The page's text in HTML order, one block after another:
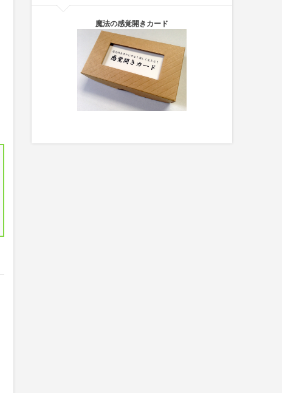
魔法の感覚開きカード